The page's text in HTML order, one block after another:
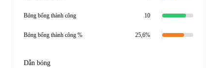
Bóng bổng thành công 10
Bóng bổng thành công % 25,6%
Dẫn bóng